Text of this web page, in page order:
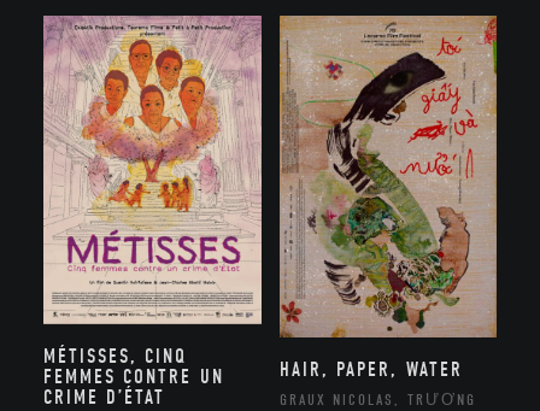
MÉTISSES, CINQ
FEMMES CONTRE UN
CRIME D’ÉTAT
HAIR, PAPER, WATER
GRAUX NICOLAS, TRƯƠNG